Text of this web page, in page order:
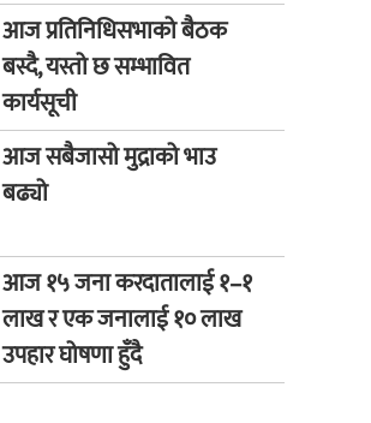
आज प्रतिनिधिसभाको बैठक
बस्दै, यस्तो छ सम्भावित
कार्यसूची
आज सबैजासो मुद्राको भाउ
बढ्यो
आज १५ जना करदातालाई १–१
लाख र एक जनालाई १० लाख
उपहार घोषणा हुँदै